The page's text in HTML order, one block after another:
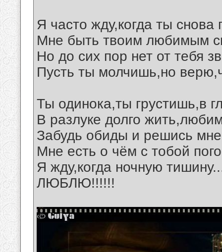
Я часто жду,когда ты снова
Мне быть твоим любимым
Но до сих пор нет от тебя
Пусть ты молчишь,но
Ты одинока,ты грустишь,в
В разлуке долго
Забудь обиды и решись мне
Мне есть о чём с тобой
Я жду,когда ночную
ЛЮБЛЮ!!!!!!